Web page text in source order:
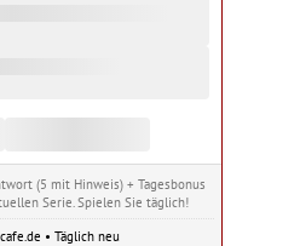
(5 mit Hinweis) + Tagesbonus
Serie. Spielen Sie täglich!
• Täglich neu